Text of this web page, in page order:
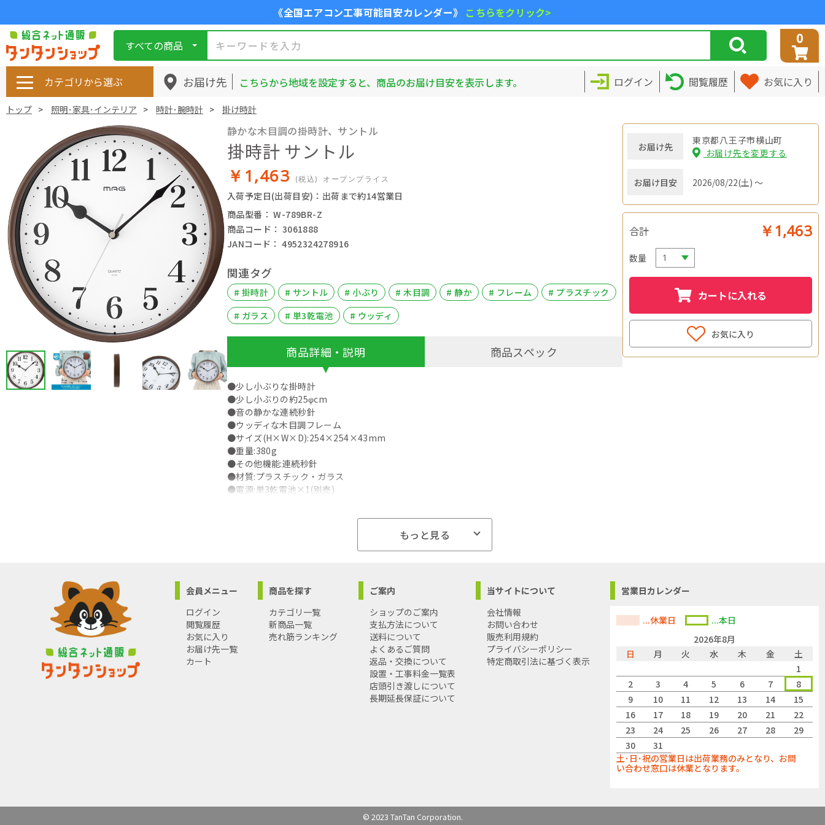
《全国エアコン工事可能目安カレンダー》 こちらをクリック>
すべての商品 0
カテゴリから選ぶ お届け先 こちらから地域を設定すると、商品のお届け目安を表示します。 ログイン 閲覧履歴 お気に入り
トップ 照明･家具･インテリア 時計･腕時計 掛け時計
静かな木目調の掛時計、サントル
掛時計 サントル
￥1,463 (税込) オープンプライス
入荷予定日(出荷目安)：出荷まで約14営業日
商品型番： W-789BR-Z
商品コード： 3061888
JANコード： 4952324278916
関連タグ
# 掛時計 # サントル # 小ぶり # 木目調 # 静か # フレーム
# プラスチック
# ガラス
# 単3乾電池 # ウッディ
商品詳細・説明
●少し小ぶりな掛時計
●少し小ぶりの約25φcm
●音の静かな連続秒針
●ウッディな木目調フレーム
●サイズ(H×W×D):254×254×43mm
●重量:380g
●その他機能:連続秒針
●材質:プラスチック・ガラス
●電源:単3乾電池×1(別売)
もっと見る
商品スペック
お届け先
東京都八王子市横山町
お届け先を変更する
お届け目安 2026/08/22(土) ～
合計 ￥1,463
数量
カートに入れる
お気に入り
会員メニュー
ログイン
閲覧履歴
お気に入り
お届け先一覧
カート
商品を探す
カテゴリ一覧
新商品一覧
売れ筋ランキング
ご案内
ショップのご案内
支払方法について
送料について
よくあるご質問
返品・交換について
設置・工事料金一覧表
店頭引き渡しについて
長期延長保証について
当サイトについて
会社情報
お問い合わせ
販売利用規約
プライバシーポリシー
特定商取引法に基づく表示
営業日カレンダー
...休業日
...本日
2026年8月
日
月 火 水 木 金
土
1
2
3 4 5 6 7
8
9
10 11 12 13 14
15
16
17 18 19 20 21
22
23
24 25 26 27 28
29
30
31
土･日･祝の営業日は出荷業務のみとなり、お問
い合わせ窓口は休業となります。
© 2023 TanTan Corporation.